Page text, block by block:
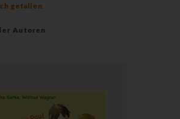
gefallen
Autoren